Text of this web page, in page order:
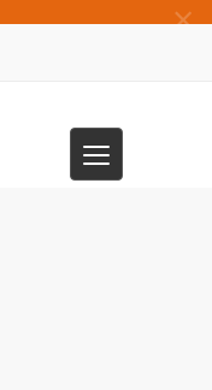
×
Toggle
navigation